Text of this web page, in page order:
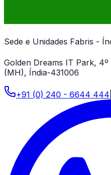
Sede e Unidades Fabris -
Golden Dreams IT Park,
(MH), Índia-431006
+91 (0) 240 - 6644 444